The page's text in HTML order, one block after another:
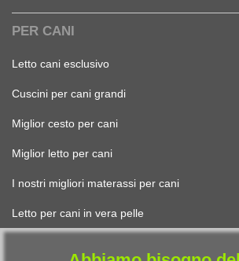
PER CANI
Letto cani esclusivo
Cuscini per cani grandi
Miglior cesto per cani
Miglior letto per cani
I nostri migliori materassi per cani
Letto per cani in vera pelle